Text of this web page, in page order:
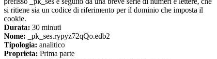
si ritiene sia un codice di riferimento per il dominio che imposta il
cookie.
Durata: 30 minuti
Nome: _pk_ses.rypyz72qQo.edb2
Tipologia: analitico
Proprieta: Prima parte